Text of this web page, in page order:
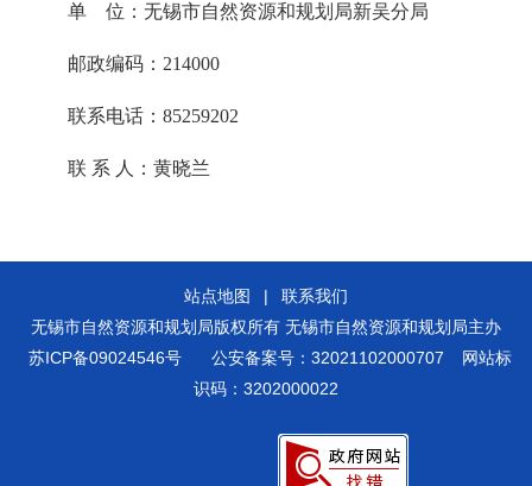
单位：无锡市自然资源和规划局新吴分局
邮政编码：214000
联系电话：85259202
联 系 人：黄晓兰
站点地图 |
联系我们
无锡市自然资源和规划局版权所有 无锡市自然资源和规划局主办
苏ICP备09024546号
公安备案号：32021102000707
网站标
识码：3202000022